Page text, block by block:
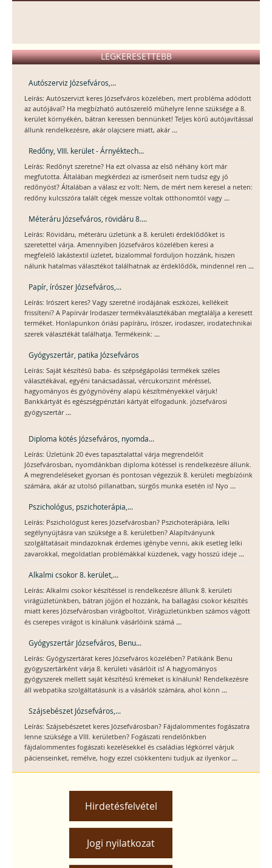
LEGKERESETTEBB
Autószerviz Józsefváros,...
Leírás: Autószervizt keres Józsefváros közelében, mert probléma adódott
az autójával? Ha megbízható autószerelő műhelyre lenne szüksége a 8.
kerület környékén, bátran keressen bennünket! Teljes körű autójavítással
állunk rendelkezésre, akár olajcsere miatt, akár...
Redőny, VIII. kerület - Árnyéktech...
Leírás: Redőnyt szeretne? Ha ezt olvassa az első néhány kört már
megfutotta. Általában megkérdezi az ismerőseit nem tudsz egy jó
redőnyöst? Általában a válasz ez volt: Nem, de mért nem keresel a neten:
redőny kulcsszóra talált cégek messze voltak otthonomtól vagy ...
Méteráru Józsefváros, rövidáru 8....
Leírás: Rövidáru, méteráru üzletünk a 8. kerületi érdeklődőket is
szeretettel várja. Amennyiben Józsefváros közelében keresi a
megfelelő lakástextil üzletet, bizalommal forduljon hozzánk, hiszen
nálunk hatalmas választékot találhatnak az érdeklődők, mindennel ren ...
Papír, írószer Józsefváros,...
Leírás: Irószert keres? Vagy szeretné irodájának eszközei, kellékeit
frissíteni? A Papírvár Irodaszer termékválasztékában megtalálja a keresett
terméket. Honlapunkon óriási papíráru, írószer, irodaszer, irodatechnikai
szerek választékát találhatja. Termékeink: ...
Gyógyszertár, patika Józsefváros
Leírás: Saját készítésű baba- és szépségápolási termékek széles
választékával, egyéni tanácsadással, vércukorszint méréssel,
hagyományos és gyógynövény alapú készítményekkel várjuk!
Bankkártyát és egészségpénztári kártyát elfogadunk. józsefvárosi
gyógyszertár...
Diploma kötés Józsefváros, nyomda...
Leírás: Üzletünk 20 éves tapasztalattal várja megrendelőit
Józsefvárosban, nyomdánkban diploma kötéssel is rendelkezésre állunk.
A megrendeléseket gyorsan és pontosan végezzük 8. kerületi megbízóink
számára, akár az utolsó pillanatban, sürgős munka esetén is! Nyo ...
Pszichológus, pszichoterápia,...
Leírás: Pszichológust keres Józsefvárosban? Pszichoterápiára, lelki
segélynyújtásra van szüksége a 8. kerületben? Alapítványunk
szolgáltatásait mindazoknak érdemes igénybe venni, akik esetleg lelki
zavarokkal, megoldatlan problémákkal küzdenek, vagy hosszú ideje ...
Alkalmi csokor 8. kerület,...
Leírás: Alkalmi csokor készítéssel is rendelkezésre állunk 8. kerületi
virágüzletünkben, bátran jöjjön el hozzánk, ha ballagási csokor készítés
miatt keres Józsefvárosban virágboltot. Virágüzletünkben számos vágott
és cserepes virágot is kínálunk vásárlóink számá ...
Gyógyszertár Józsefváros, Benu...
Leírás: Gyógyszertárat keres Józsefváros közelében? Patikánk Benu
gyógyszertárként várja 8. kerületi vásárlóit is! A hagyományos
gyógyszerek mellett saját készítésű krémeket is kínálunk! Rendelkezésre
áll webpatika szolgáltatásunk is a vásárlók számára, ahol könn ...
Szájsebészet Józsefváros,...
Leírás: Szájsebészetet keres Józsefvárosban? Fájdalommentes fogászatra
lenne szüksége a VIII. kerületben? Fogászati rendelőnkben
fájdalommentes fogászati kezelésekkel és családias légkörrel várjuk
pácienseinket, remélve, hogy ezzel csökkenteni tudjuk az ilyenkor...
Hirdetésfelvétel
Jogi nyilatkozat